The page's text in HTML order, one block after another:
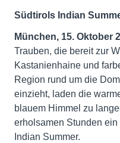
Südtirols Indian
München, 15. Oktober
Trauben, die bereit zur
Kastanienhaine und
Region rund um die
einzieht, laden die
blauem Himmel zu
erholsamen Stunden
Indian Summer.